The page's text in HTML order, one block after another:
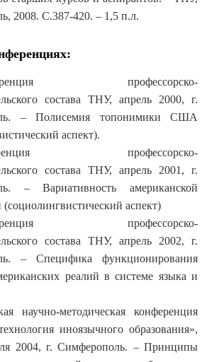
2008. С.387-420. – 1,5 п.л.
профессорско-
состава ТНУ, апрель 2000, г.
– Полисемия топонимики США
аспект).
профессорско-
состава ТНУ, апрель 2001, г.
– Вариативность американской
аспект)
профессорско-
состава ТНУ, апрель 2002, г.
– Специфика функционирования
реалий в системе языка и
научно-методическая конференция
иноязычного образования»,
2004, г. Симферополь. – Принципы